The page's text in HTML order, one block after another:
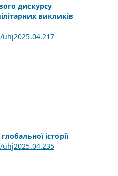
дискурсу
викликів
історії